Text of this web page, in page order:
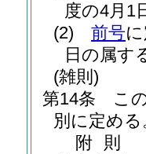
度の4月1
(2)
前号
日の属す
(雑則)
第14条
こ
別に定める
附 則